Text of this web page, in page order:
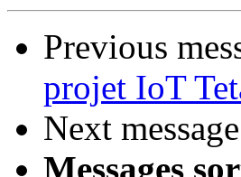
Previous
projet IoT
Next
Messages